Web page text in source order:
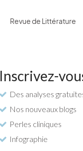
Revue de Littérature
Inscrivez-
Des analyses
Nos nouveaux blogs
Perles cliniques
Infographie